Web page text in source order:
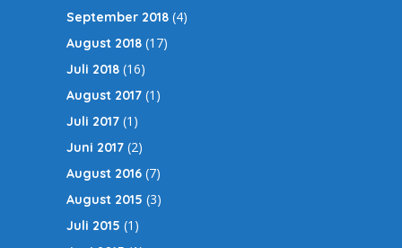
September 2018 (4)
August 2018 (17)
Juli 2018 (16)
August 2017 (1)
Juli 2017 (1)
Juni 2017 (2)
August 2016 (7)
August 2015 (3)
Juli 2015 (1)